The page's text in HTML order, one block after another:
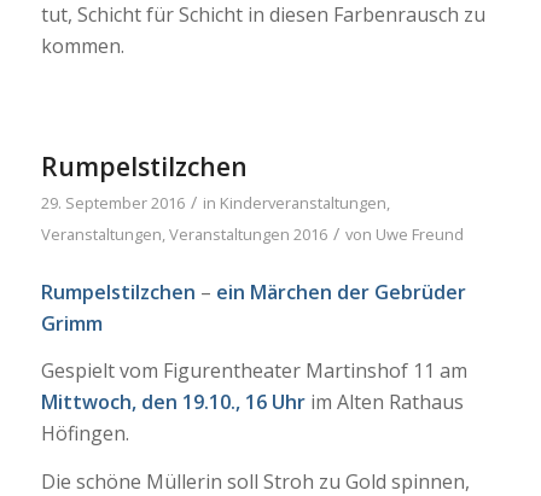
tut, Schicht für Schicht in diesen Farbenrausch zu
kommen.
Rumpelstilzchen
29. September 2016 / in Kinderveranstaltungen,
Veranstaltungen,Veranstaltungen 2016 / von Uwe Freund
Rumpelstilzchen – ein Märchen der Gebrüder
Grimm
Gespielt vom Figurentheater Martinshof 11 am
Mittwoch, den 19.10., 16 Uhrim Alten Rathaus
Höfingen.
Die schöne Müllerin soll Stroh zu Gold spinnen,